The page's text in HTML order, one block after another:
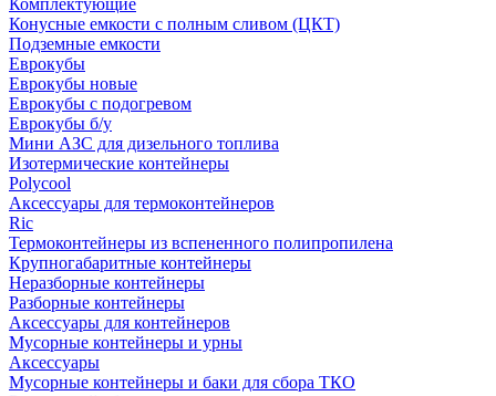
Комплектующие
Конусные емкости с полным сливом (ЦКТ)
Подземные емкости
Еврокубы
Еврокубы новые
Еврокубы с подогревом
Еврокубы б/у
Мини АЗС для дизельного топлива
Изотермические контейнеры
Polycool
Аксессуары для термоконтейнеров
Ric
Термоконтейнеры из вспененного полипропилена
Крупногабаритные контейнеры
Неразборные контейнеры
Разборные контейнеры
Аксессуары для контейнеров
Мусорные контейнеры и урны
Аксессуары
Мусорные контейнеры и баки для сбора ТКО